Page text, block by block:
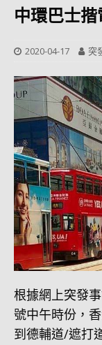
中環巴士
2020-04-17 突
根據網上突發
號中午時份，
到德輔道/遮打